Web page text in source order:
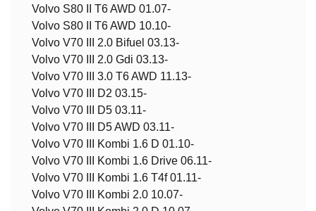
Volvo S80 II T6 AWD 01.07-
Volvo S80 II T6 AWD 10.10-
Volvo V70 III 2.0 Bifuel 03.13-
Volvo V70 III 2.0 Gdi 03.13-
Volvo V70 III 3.0 T6 AWD 11.13-
Volvo V70 III D2 03.15-
Volvo V70 III D5 03.11-
Volvo V70 III D5 AWD 03.11-
Volvo V70 III Kombi 1.6 D 01.10-
Volvo V70 III Kombi 1.6 Drive 06.11-
Volvo V70 III Kombi 1.6 T4f 01.11-
Volvo V70 III Kombi 2.0 10.07-